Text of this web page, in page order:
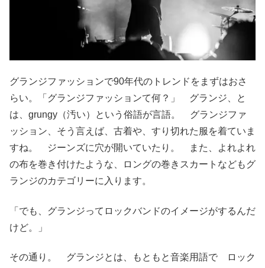
グランジファッションで90年代のトレンドをまずはおさ
らい。「グランジファッションて何？」 グランジ、と
は、grungy（汚い）という俗語が言語。 グランジファ
ッション、そう言えば、古着や、すり切れた服を着ていま
すね。 ジーンズに穴が開いていたり。 また、よれよれ
の布を巻き付けたような、ロングの巻きスカートなどもグ
ランジのカテゴリーに入ります。
「でも、グランジってロックバンドのイメージがするんだ
けど。」
その通り。 グランジとは、もともと音楽用語で ロック